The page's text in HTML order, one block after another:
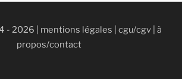
- 2026 | mentions légales cgu/cgv à
propos/contact